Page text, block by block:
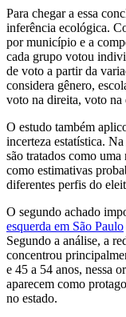
Para chegar a essa
inferência ecológica.
por município e a
cada grupo votou
de voto a partir da
considera gênero,
voto na direita, voto na
O estudo também
incerteza estatística.
são tratados como
como estimativas
diferentes perfis do
O segundo achado
esquerda em São Paulo
Segundo a análise, a
concentrou
e 45 a 54 anos, nessa
aparecem como
no estado.